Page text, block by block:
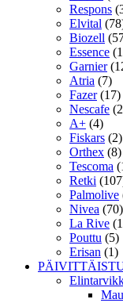
Respons
Elvital
Biozell
Essence
Garnier
Atria (7)
Fazer (17)
Nescafe
A+ (4)
Fiskars (2)
Orthex (8)
Tescoma
Retki
Palmolive
Nivea (70)
La Rive
Pouttu (5)
Erisan (1)